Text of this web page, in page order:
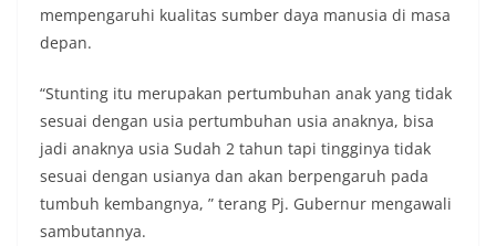
mempengaruhi kualitas sumber daya manusia di masa
depan.
“Stunting itu merupakan pertumbuhan anak yang tidak
sesuai dengan usia pertumbuhan usia anaknya, bisa
jadi anaknya usia Sudah 2 tahun tapi tingginya tidak
sesuai dengan usianya dan akan berpengaruh pada
tumbuh kembangnya, ” terang Pj. Gubernur mengawali
sambutannya.